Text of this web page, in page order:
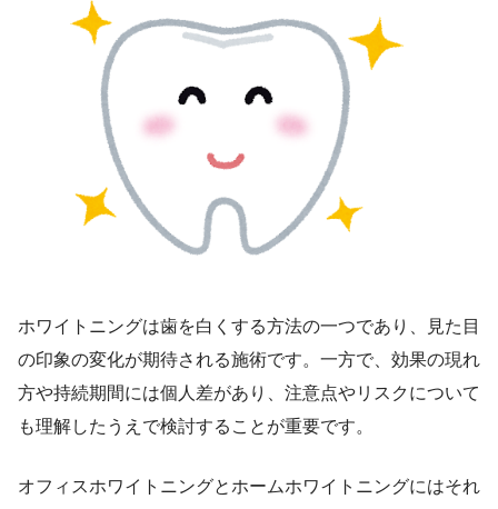
ホワイトニングは歯を白くする方法の一つであり、見た目
の印象の変化が期待される施術です。一方で、効果の現れ
方や持続期間には個人差があり、注意点やリスクについて
も理解したうえで検討することが重要です。
オフィスホワイトニングとホームホワイトニングにはそれ